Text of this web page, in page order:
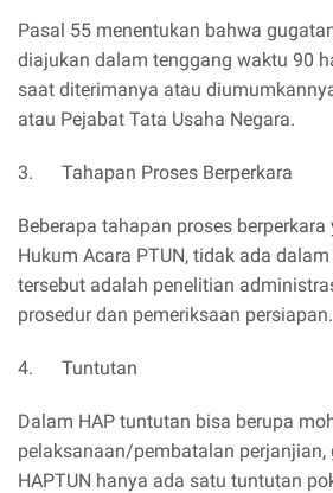
Pasal 55 menentukan bahwa
diajukan dalam tenggang waktu 90
saat diterimanya atau
atau Pejabat Tata Usaha Negara.
3. Tahapan Proses Berperkara
Beberapa tahapan proses
Hukum Acara PTUN, tidak ada dalam
tersebut adalah penelitian
prosedur dan pemeriksaan persiapan.
4. Tuntutan
Dalam HAP tuntutan bisa berupa
pelaksanaan/pembatalan perjanjian,
HAPTUN hanya ada satu tuntutan